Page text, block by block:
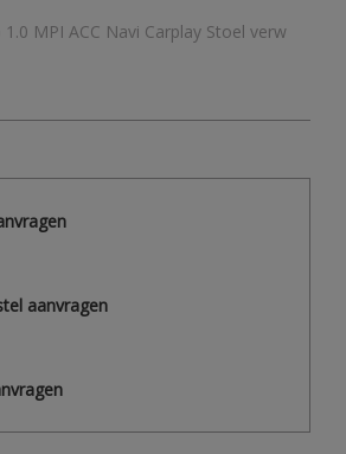
aanvragen